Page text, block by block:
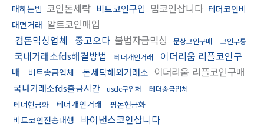
매하는법 코인돈세탁 비트코인구입 밈코인삽니다 테더코인비
대면거래 알트코인매입
검돈믹싱업체
중고오다 불법자금믹싱 문상코인구매 코인무통
국내거래소fds해결방법 테더개인거래
이더리움 리플코인구
매
비트송금업체 돈세탁해외거래소 이더리움 리플코인구매
국내거래소fds출금시간 usdc구입처 테더송금업체
테더현금화 테더개인거래 핑돈현금화
비트코인전송대행 바이낸스코인삽니다